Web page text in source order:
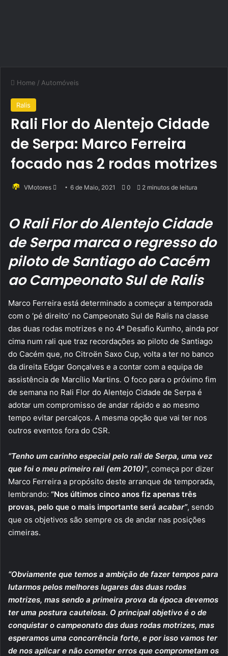
Home / Automóveis
Ralis
Rali Flor do Alentejo Cidade
de Serpa: Marco Ferreira
focado nas 2 rodas motrizes
VMotores
Send6 de Maio, 2021 0 2 minutos de leitura
O Rali Flor do Alentejo Cidade
de Serpa marca o regresso do
piloto de Santiago do Cacém
ao Campeonato Sul de Ralis
Marco Ferreira está determinado a começar a temporada
com o ‘pé direito’ no Campeonato Sul de Ralis na classe
das duas rodas motrizes e no 4º Desafio Kumho, ainda por
cima num rali que traz recordações ao piloto de Santiago
do Cacém que, no Citroën Saxo Cup, volta a ter no banco
da direita Edgar Gonçalves e a contar com a equipa de
assistência de Marcílio Martins. O foco para o próximo fim
de semana no Rali Flor do Alentejo Cidade de Serpa é
adotar um compromisso de andar rápido e ao mesmo
tempo evitar percalços. A mesma opção que vai ter nos
outros eventos fora do CSR.
“Tenho um carinho especial pelo rali de Serpa, uma vez
que foi o meu primeiro rali (em 2010)”, começa por dizer
Marco Ferreira a propósito deste arranque de temporada,
lembrando: “Nos últimos cinco anos fiz apenas três
provas, pelo que o mais importante será acabar”, sendo
que os objetivos são sempre os de andar nas posições
cimeiras.
“Obviamente que temos a ambição de fazer tempos para
lutarmos pelos melhores lugares das duas rodas
motrizes, mas sendo a primeira prova da época devemos
ter uma postura cautelosa. O principal objetivo é o de
conquistar o campeonato das duas rodas motrizes, mas
esperamos uma concorrência forte, e por isso vamos ter
de nos aplicar e não cometer erros que comprometam os